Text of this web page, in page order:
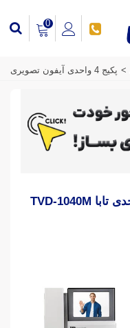
0
> پکیج 4 واحدی آیفون تصویری